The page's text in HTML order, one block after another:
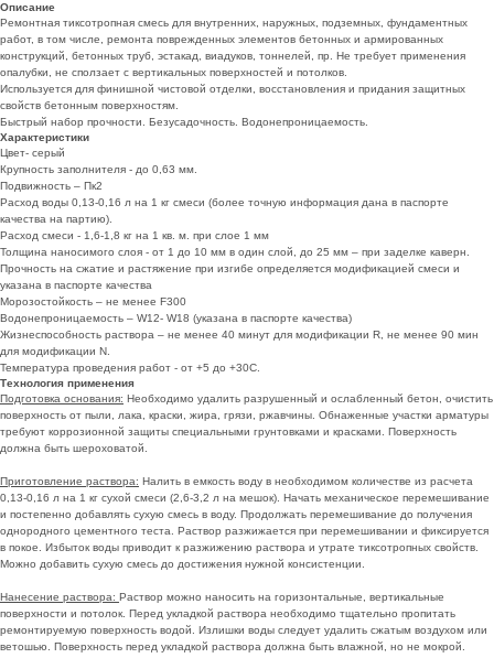
Описание
Ремонтная тиксотропная смесь для внутренних, наружных, подземных, фундаментных
работ, в том числе, ремонта поврежденных элементов бетонных и армированных
конструкций, бетонных труб, эстакад, виадуков, тоннелей, пр. Не требует применения
опалубки, не сползает с вертикальных поверхностей и потолков.
Используется для финишной чистовой отделки, восстановления и придания защитных
свойств бетонным поверхностям.
Быстрый набор прочности. Безусадочность. Водонепроницаемость.
Характеристики
Цвет- серый
Крупность заполнителя - до 0,63 мм.
Подвижность – Пк2
Расход воды 0,13-0,16 л на 1 кг смеси (более точную информация дана в паспорте
качества на партию).
Расход смеси - 1,6-1,8 кг на 1 кв. м. при слое 1 мм
Толщина наносимого слоя - от 1 до 10 мм в один слой, до 25 мм – при заделке каверн.
Прочность на сжатие и растяжение при изгибе определяется модификацией смеси и
указана в паспорте качества
Морозостойкость – не менее F300
Водонепроницаемость – W12- W18 (указана в паспорте качества)
Жизнеспособность раствора – не менее 40 минут для модификации R, не менее 90 мин
для модификации N.
Температура проведения работ - от +5 до +30С.
Технология применения
Подготовка основания: Необходимо удалить разрушенный и ослабленный бетон, очистить
поверхность от пыли, лака, краски, жира, грязи, ржавчины. Обнаженные участки арматуры
требуют коррозионной защиты специальными грунтовками и красками. Поверхность
должна быть шероховатой.
Приготовление раствора: Налить в емкость воду в необходимом количестве из расчета
0,13-0,16 л на 1 кг сухой смеси (2,6-3,2 л на мешок). Начать механическое перемешивание
и постепенно добавлять сухую смесь в воду. Продолжать перемешивание до получения
однородного цементного теста. Раствор разжижается при перемешивании и фиксируется
в покое. Избыток воды приводит к разжижению раствора и утрате тиксотропных свойств.
Можно добавить сухую смесь до достижения нужной консистенции.
Нанесение раствора: Раствор можно наносить на горизонтальные, вертикальные
поверхности и потолок. Перед укладкой раствора необходимо тщательно пропитать
ремонтируемую поверхность водой. Излишки воды следует удалить сжатым воздухом или
ветошью. Поверхность перед укладкой раствора должна быть влажной, но не мокрой.